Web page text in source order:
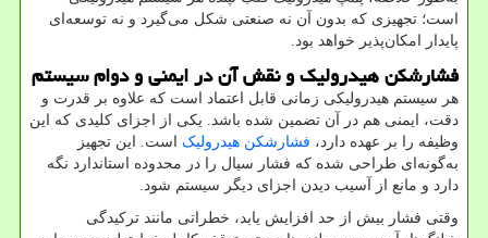
است؛ تجهیزی که بدون آن نه صنعتی شکل می‌گیرد و نه توسعه‌ای
پایدار امکان‌پذیر خواهد بود.
فشارشکن هیدرولیک و نقش آن در ایمنی و دوام سیستم
هر سیستم هیدرولیکی زمانی قابل اعتماد است که علاوه بر قدرت و
دقت، ایمنی هم در آن تضمین شده باشد. یکی از اجزای کلیدی که این
وظیفه را بر عهده دارد، فشارشکن هیدرولیک است. این تجهیز
به‌گونه‌ای طراحی شده که فشار سیال را در محدوده استاندارد نگه
دارد و مانع از آسیب دیدن اجزای دیگر سیستم شود.
وقتی فشار بیش از حد افزایش یابد، خطراتی مانند ترکیدگی